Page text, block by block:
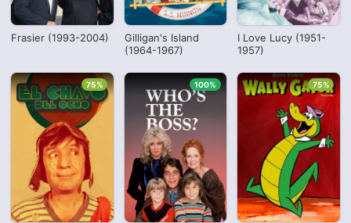
Frasier (1993-2004)
Gilligan's Island
(1964-1967)
I Love Lucy (1951-
1957)
75% 100% 75%